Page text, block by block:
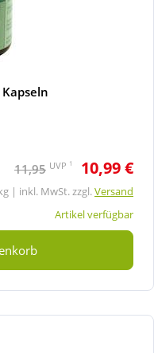
11,95 UVP 1 10,99 €
| inkl. MwSt. zzgl.Versand
Artikel verfügbar